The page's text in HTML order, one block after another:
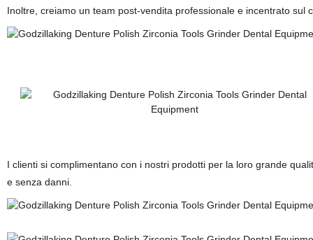
Inoltre, creiamo un team post-vendita professionale e incentrato
I clienti si complimentano con i nostri prodotti per la loro grande
e senza danni.